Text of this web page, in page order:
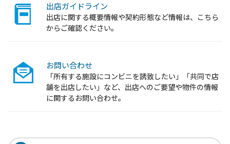
出店ガイドライン
出店に関する概要情報や契約形態など情報は、こちら
からご確認ください。
お問い合わせ
「所有する施設にコンビニを誘致したい」「共同で店
舗を出店したい」など、出店へのご要望や物件の情報
に関するお問い合わせ。